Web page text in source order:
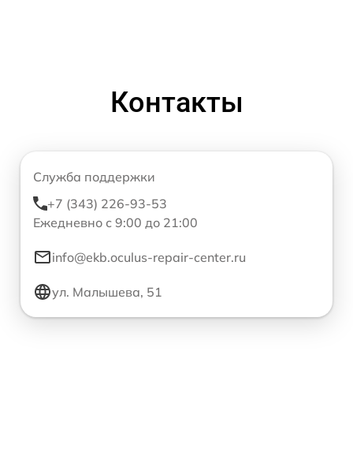
Контакты
Служба поддержки
+7 (343) 226-93-53
Ежедневно с 9:00 до 21:00
info@ekb.oculus-repair-center.ru
ул. Малышева, 51